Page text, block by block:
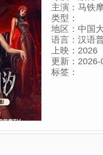
主演： 马铁
类型：
地区： 中国
语言： 汉语
上映： 2026
更新： 2026-
标签：